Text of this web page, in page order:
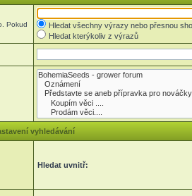
Pokud
Hledat všechny výrazy nebo přesnou
Hledat kterýkoliv z výrazů
vyhledávání
Hledat uvnitř: